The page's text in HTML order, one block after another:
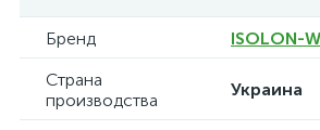
Бренд
ISOLON-
Страна
производства
Украина